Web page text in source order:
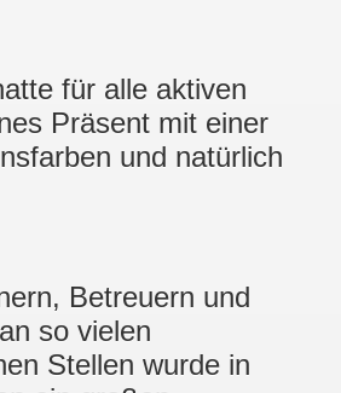
für alle aktiven
Präsent mit einer
und natürlich
Betreuern und
so vielen
Stellen wurde in